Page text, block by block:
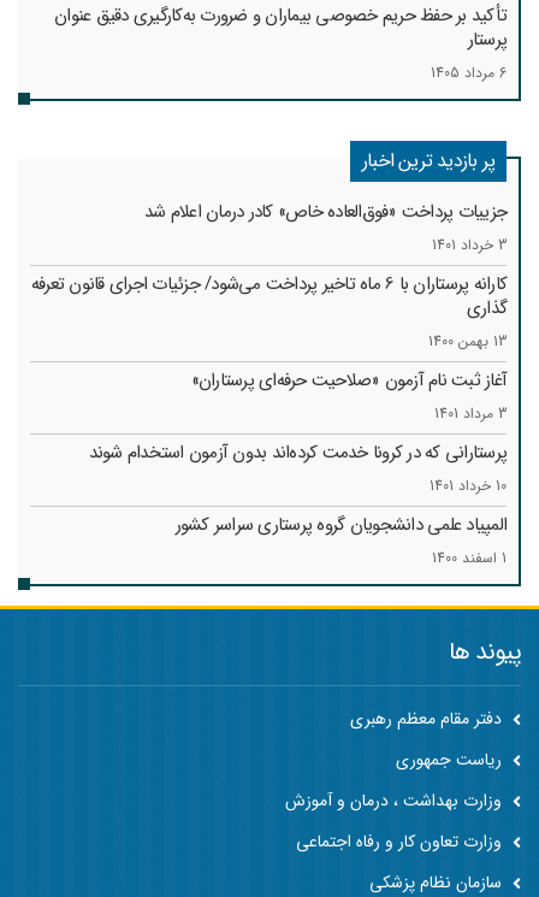
تأکید بر حفظ حریم خصوصی بیماران و ضرورت به‌کارگیری دقیق عنوان
پرستار
6 مرداد 1405
پر بازدید ترین اخبار
جزییات پرداخت «فوق‌العاده خاص» کادر درمان اعلام شد
3 خرداد 1401
کارانه‌ پرستاران با 6 ماه تاخیر پرداخت می‌شود/ جزئیات اجرای قانون تعرفه
گذاری
13 بهمن 1400
آغاز ثبت نام آزمون «صلاحیت حرفه‌ای پرستاران»
3 مرداد 1401
پرستارانی که در کرونا خدمت کرد‌ه‌اند بدون آزمون استخدام شوند
10 خرداد 1401
المپیاد علمی دانشجویان گروه پرستاری سراسر کشور
1 اسفند 1400
پیوند ها
دفتر مقام معظم رهبری
ریاست جمهوری
وزارت بهداشت ، درمان و آموزش
وزارت تعاون کار و رفاه اجتماعی
سازمان نظام پزشکی